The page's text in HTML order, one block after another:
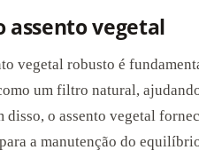
vegetal
vegetal robusto é
um filtro natural,
o assento vegetal
a manutenção do